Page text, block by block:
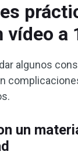
vídeo a
algunos
un